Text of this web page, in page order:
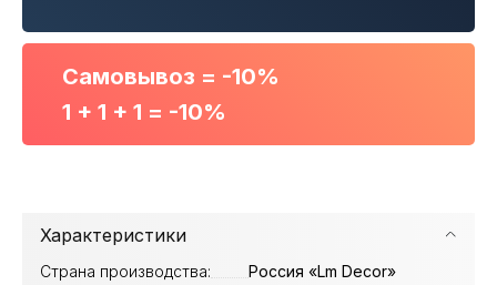
Самовывоз = -10%
1 + 1 + 1 = -10%
Характеристики
Страна производства:
Россия «Lm Decor»